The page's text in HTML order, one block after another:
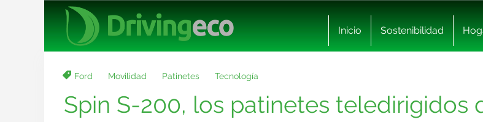
Inicio Sostenibilidad
Ford Movilidad Patinetes Tecnología
Spin S-200, los patinetes teledirigidos